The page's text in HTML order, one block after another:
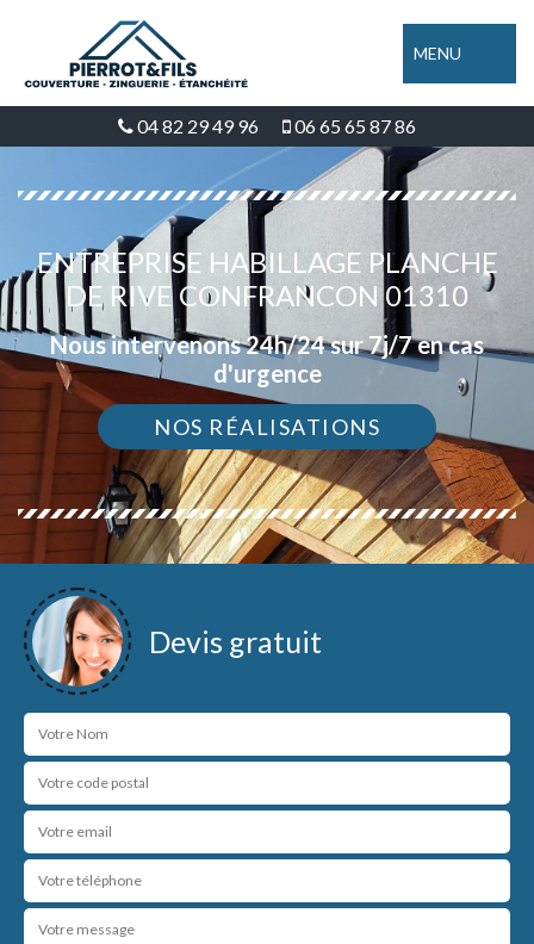
MENU
04 82 29 49 96 06 65 65 87 86
ENTREPRISE HABILLAGE PLANCHE
DE RIVE CONFRANCON 01310
Nous intervenons 24h/24 sur 7j/7 en cas
d'urgence
NOS RÉALISATIONS
Devis gratuit